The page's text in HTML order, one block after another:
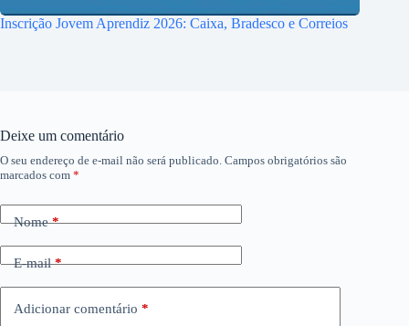
Inscrição Jovem Aprendiz 2026: Caixa, Bradesco e Correios
Deixe um comentário
O seu endereço de e-mail não será publicado. Campos obrigatórios são
marcados com *
Nome*
E-mail*
Adicionar comentário *